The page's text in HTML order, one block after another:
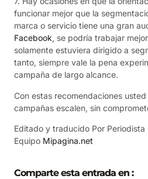
funcionar mejor que la
marca o servicio tiene una gran
Facebook, se podría trabajar
solamente estuviera dirigido a
tanto, siempre vale la pena
campaña de largo alcance.
Con estas recomendaciones
campañas escalen, sin
Editado y traducido Por
Equipo Mipagina.net
Comparte esta entrada en :